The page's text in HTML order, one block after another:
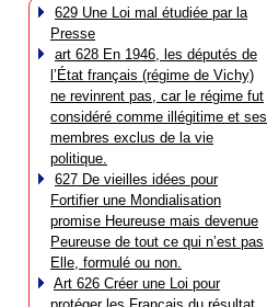
629 Une Loi mal étudiée par la
Presse
art 628 En 1946, les députés de
l’État français (régime de Vichy)
ne revinrent pas, car le régime fut
considéré comme illégitime et ses
membres exclus de la vie
politique.
627 De vieilles idées pour
Fortifier une Mondialisation
promise Heureuse mais devenue
Peureuse de tout ce qui n’est pas
Elle, formulé ou non.
Art 626 Créer une Loi pour